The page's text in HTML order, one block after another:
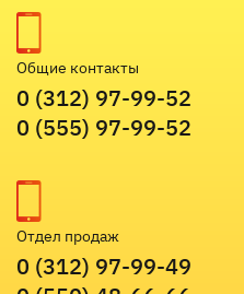
Общие контакты
0 (312) 97-99-52
0 (555) 97-99-52
Отдел продаж
0 (312) 97-99-49